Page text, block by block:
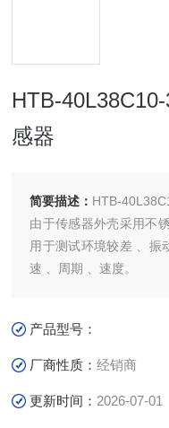
HTB-
感器
简要描述： HTB-
由于传感器外壳采用不
用于测试环境较差 、振
速 、周期 、速度。
产品型号：
厂商性质：经销商
更新时间： 2026-07-01